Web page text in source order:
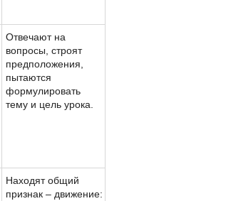
Отвечают на
вопросы, строят
предположения,
пытаются
формулировать
тему и цель урока.
Находят общий
признак – движение: